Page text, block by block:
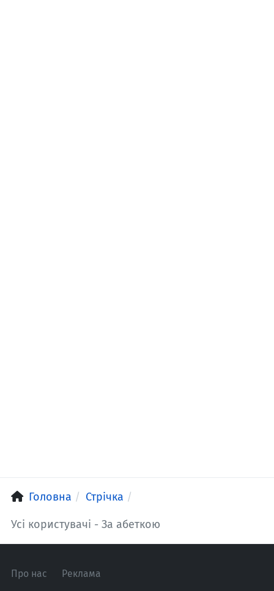
Головна Стрічка
Усі користувачі - За абеткою
Про нас Реклама